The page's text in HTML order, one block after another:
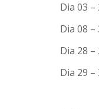
Dia 03
Dia 08
Dia 28
Dia 29